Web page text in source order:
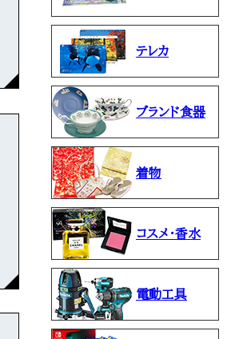
テレカ
ブランド食器
着物
コスメ・香水
電動工具